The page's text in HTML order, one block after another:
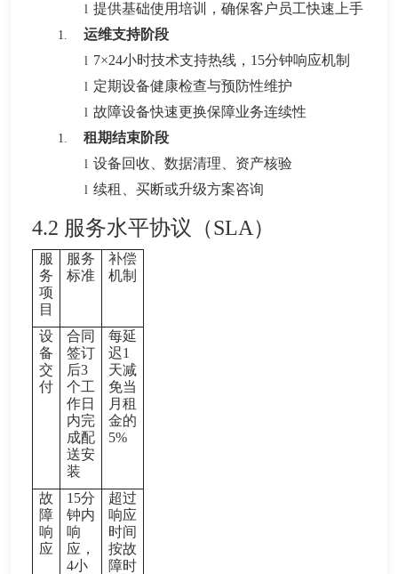
l 提供基础使用培训，确保客户员工快速上手
1. 运维支持阶段
l 7×24小时技术支持热线，15分钟响应机制
l 定期设备健康检查与预防性维护
l 故障设备快速更换保障业务连续性
1. 租期结束阶段
l 设备回收、数据清理、资产核验
l 续租、买断或升级方案咨询
4.2 服务水平协议（SLA）
服
务
项
目
服务
标准
补偿
机制
设
备
交
付
合同
签订
后3
个工
作日
内完
成配
送安
装
每延
迟1
天减
免当
月租
金的
5%
故
障
响
应
15分
钟内
响
应，
4小
超过
响应
时间
按故
障时